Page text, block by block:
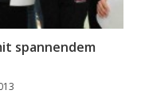
spannendem